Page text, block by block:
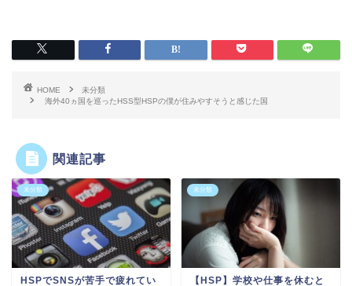
HOME
未分類
海外40ヵ国を巡ったHSS型HSPの僕が住みやすそうと感じた国
関連記事
未分類
HSPでSNSが苦手で疲れてい
未分類
【HSP】学校や仕事を休むと